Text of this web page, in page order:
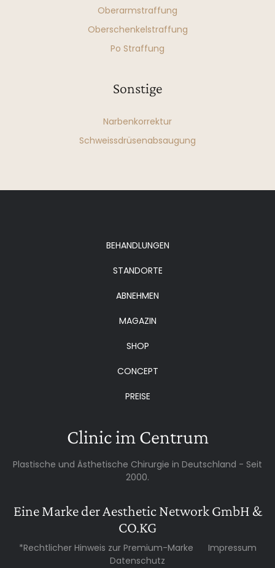
Oberarmstraffung
Oberschenkelstraffung
Po Straffung
Sonstige
Narbenkorrektur
Schweissdrüsenabsaugung
BEHANDLUNGEN
STANDORTE
ABNEHMEN
MAGAZIN
SHOP
CONCEPT
PREISE
Clinic im Centrum
Plastische und Ästhetische Chirurgie in Deutschland - Seit
2000.
Eine Marke der Aesthetic Network GmbH &
CO.KG
*Rechtlicher Hinweis zur Premium-Marke
Impressum
Datenschutz